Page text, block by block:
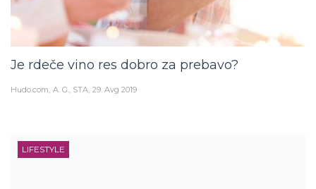
Je rdeče vino res dobro za prebavo?
Hudo.com A. G., STA 29. Avg 2019
LIFESTYLE